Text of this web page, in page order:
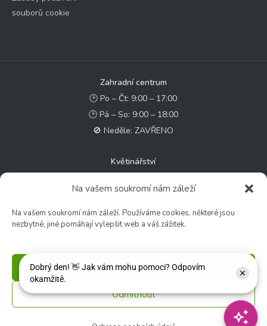
Na vašem soukromí nám záleží
Na vašem soukromí nám záleží. Používáme cookies, některé jsou
nezbytné, jiné pomáhají vylepšit web a váš zážitek.
Příjmout
Odmítnout
souborů cookie
Zahradní centrum
🕑 Po – Čt: 9:00 – 17:00
🕑 Pá – So: 9:00 – 18:00
🚫 Neděle: ZAVŘENO
Květinářství
🕑 So: 9:00 – 15:00
🚫 Ne - Po: ZAVŘENO